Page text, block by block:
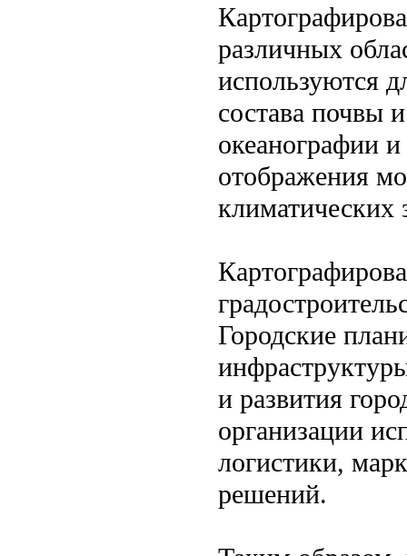
различных
используются
состава почвы
океанографии
отображения
климатических
Городские
и развития
организации
логистики,
решений.